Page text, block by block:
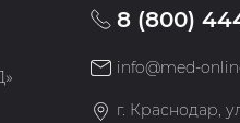
8 (800)
info@med-
г. Краснодар,